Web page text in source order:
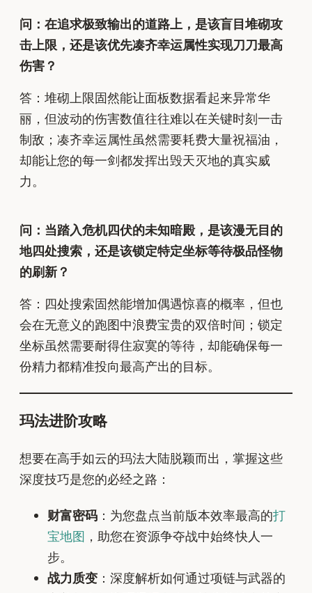
问：在追求极致输出的道路上，是该盲目堆砌攻
击上限，还是该优先凑齐幸运属性实现刀刀最高
伤害？
答：堆砌上限固然能让面板数据看起来异常华
丽，但波动的伤害数值往往难以在关键时刻一击
制敌；凑齐幸运属性虽然需要耗费大量祝福油，
却能让您的每一剑都发挥出毁天灭地的真实威
力。
问：当踏入危机四伏的未知暗殿，是该漫无目的
地四处搜索，还是该锁定特定坐标等待极品怪物
的刷新？
答：四处搜索固然能增加偶遇惊喜的概率，但也
会在无意义的跑图中浪费宝贵的双倍时间；锁定
坐标虽然需要耐得住寂寞的等待，却能确保每一
份精力都精准投向最高产出的目标。
玛法进阶攻略
想要在高手如云的玛法大陆脱颖而出，掌握这些
深度技巧是您的必经之路：
财富密码 ：为您盘点当前版本效率最高的打
宝地图 ，助您在资源争夺战中始终快人一
步。
战力质变 ：深度解析如何通过项链与武器的